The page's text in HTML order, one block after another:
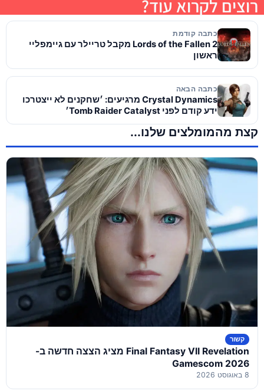
רוצים לקרוא עוד?
כתבה קודמת
Lords of the Fallen 2 מקבל טריילר עם גיימפליי
ראשון
כתבה הבאה
Crystal Dynamics מרגיעים: ׳שחקנים לא ייצטרכו
ידע קודם לפני Tomb Raider Catalyst׳
קצת מהמומלצים שלנו...
קשור
Final Fantasy VII Revelation מציג הצצה חדשה ב-
Gamescom 2026
8 באוגוסט 2026